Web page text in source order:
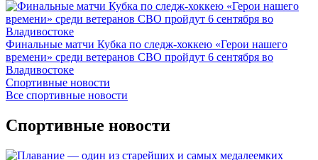
Финальные матчи Кубка по следж-хоккею «Герои нашего
времени» среди ветеранов СВО пройдут 6 сентября во
Владивостоке
Спортивные новости
Все спортивные новости
Спортивные новости